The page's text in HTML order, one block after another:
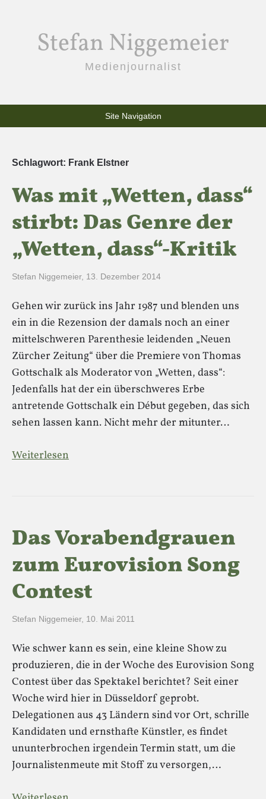
Stefan Niggemeier
Medienjournalist
Site Navigation
Schlagwort: Frank Elstner
Was mit „Wetten, dass“
stirbt: Das Genre der
„Wetten, dass“-Kritik
Stefan Niggemeier, 13. Dezember 2014
Gehen wir zurück ins Jahr 1987 und blenden uns
ein in die Rezension der damals noch an einer
mittelschweren Parenthesie leidenden „Neuen
Zürcher Zeitung“ über die Premiere von Thomas
Gottschalk als Moderator von „Wetten, dass“:
Jedenfalls hat der ein überschweres Erbe
antretende Gottschalk ein Début gegeben, das sich
sehen lassen kann. Nicht mehr der mitunter…
Weiterlesen
Das Vorabendgrauen
zum Eurovision Song
Contest
Stefan Niggemeier, 10. Mai 2011
Wie schwer kann es sein, eine kleine Show zu
produzieren, die in der Woche des Eurovision Song
Contest über das Spektakel berichtet? Seit einer
Woche wird hier in Düsseldorf geprobt.
Delegationen aus 43 Ländern sind vor Ort, schrille
Kandidaten und ernsthafte Künstler, es findet
ununterbrochen irgendein Termin statt, um die
Journalistenmeute mit Stoff zu versorgen,…